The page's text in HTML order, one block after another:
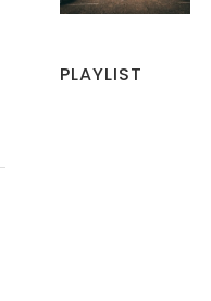
PLAYLIST